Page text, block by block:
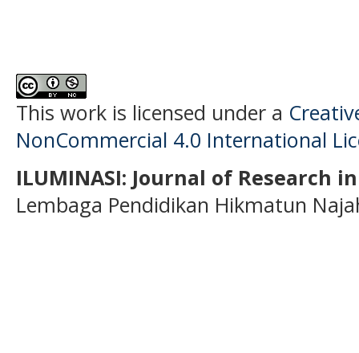
This work is licensed under a
NonCommercial 4.0 International
ILUMINASI: Journal of Research
Lembaga Pendidikan Hikmatun